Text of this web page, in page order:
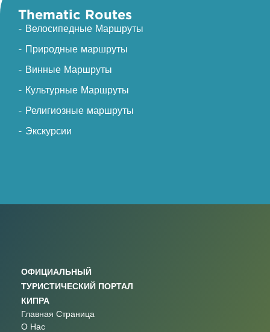
Thematic Routes
- Велосипедные Маршруты
- Природные маршруты
- Винные Маршруты
- Культурные Маршруты
- Религиозные маршруты
- Экскурсии
ОФИЦИАЛЬНЫЙ
ТУРИСТИЧЕСКИЙ ПОРТАЛ
КИПРА
Главная Страница
О Нас